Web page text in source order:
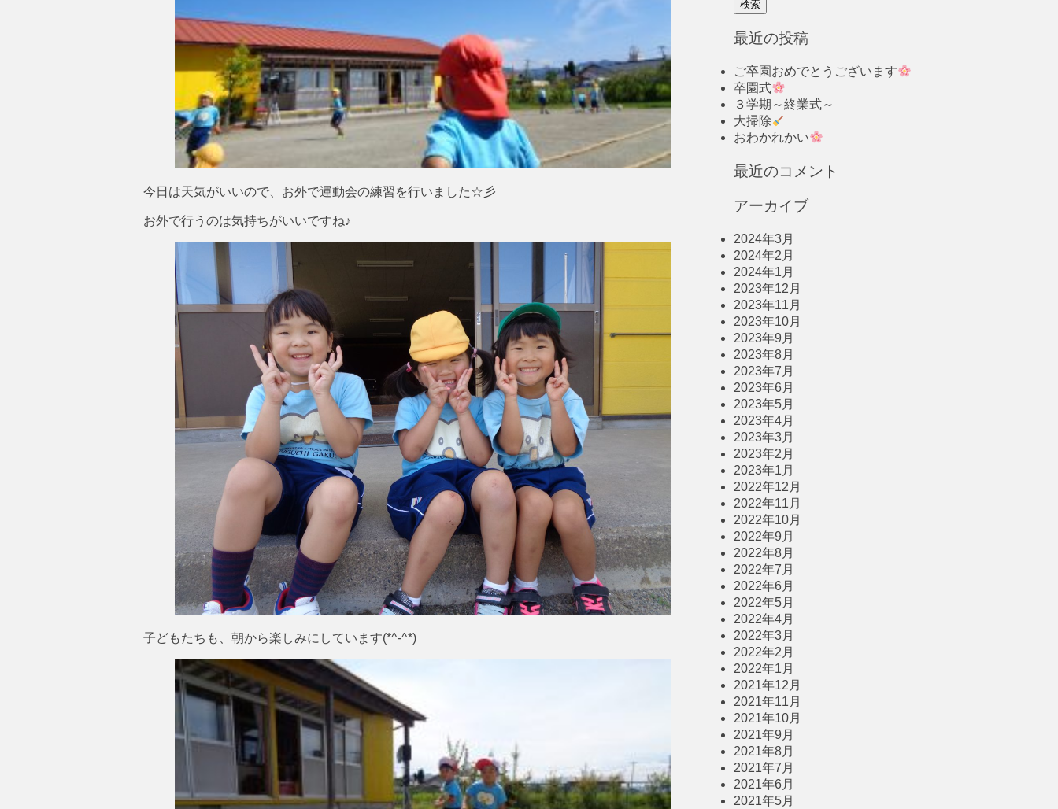
今日は天気がいいので、お外で運動会の練習を行いました☆彡
お外で行うのは気持ちがいいですね♪
子どもたちも、朝から楽しみにしています(*^-^*)
最近の投稿
ご卒園おめでとうございます
卒園式
３学期～終業式～
大掃除
おわかれかい
最近のコメント
アーカイブ
2024年3月
2024年2月
2024年1月
2023年12月
2023年11月
2023年10月
2023年9月
2023年8月
2023年7月
2023年6月
2023年5月
2023年4月
2023年3月
2023年2月
2023年1月
2022年12月
2022年11月
2022年10月
2022年9月
2022年8月
2022年7月
2022年6月
2022年5月
2022年4月
2022年3月
2022年2月
2022年1月
2021年12月
2021年11月
2021年10月
2021年9月
2021年8月
2021年7月
2021年6月
2021年5月